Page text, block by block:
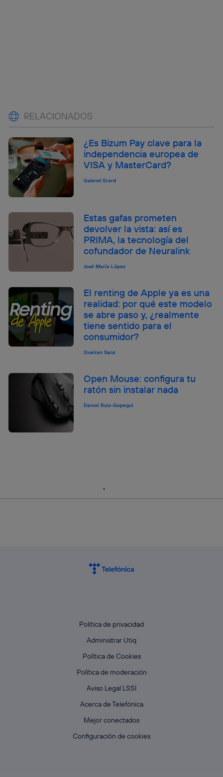
RELACIONADOS
¿Es Bizum Pay clave para la
independencia europea de
VISA y MasterCard?
Gabriel Erard
Estas gafas prometen
devolver la vista: así es
PRIMA, la tecnología del
cofundador de Neuralink
José María López
El renting de Apple ya es una
realidad: por qué este modelo
se abre paso y, ¿realmente
tiene sentido para el
consumidor?
Quelian Sanz
Open Mouse: configura tu
ratón sin instalar nada
Daniel Ruiz-Gopegui
Política de privacidad
Administrar Utiq
Política de Cookies
Política de moderación
Aviso Legal LSSI
Acerca de Telefónica
Mejor conectados
Configuración de cookies